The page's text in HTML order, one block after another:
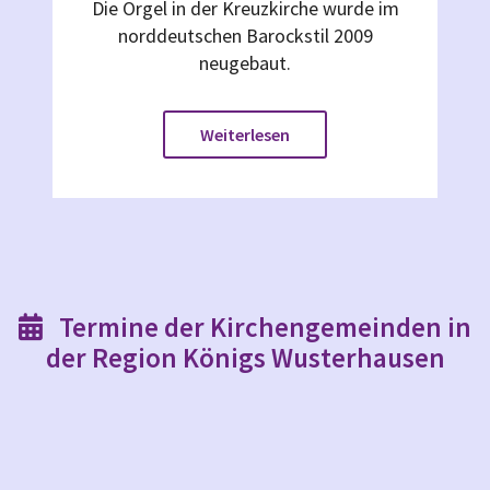
Die Orgel in der Kreuzkirche wurde im
norddeutschen Barockstil 2009
neugebaut.
Weiterlesen

Termine der Kirchengemeinden in
der Region Königs Wusterhausen